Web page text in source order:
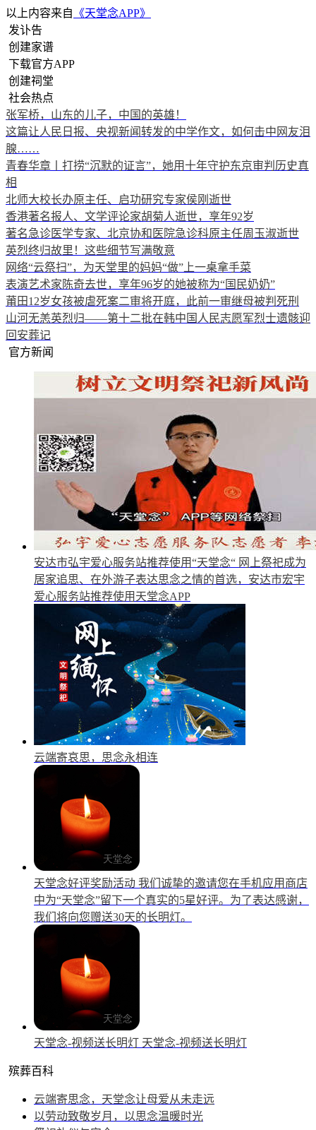
以上内容来自 《天堂念APP》
发讣告
创建家谱
下载官方APP
创建祠堂
社会热点
张军桥，山东的儿子，中国的英雄！
这篇让人民日报、央视新闻转发的中学作文，如何击中网友泪
腺……
青春华章丨打捞“沉默的证言”，她用十年守护东京审判历史真
相
北师大校长办原主任、启功研究专家侯刚逝世
香港著名报人、文学评论家胡菊人逝世，享年92岁
著名急诊医学专家、北京协和医院急诊科原主任周玉淑逝世
英烈终归故里！这些细节写满敬意
网络“云祭扫”，为天堂里的妈妈“做”上一桌拿手菜
表演艺术家陈奇去世，享年96岁的她被称为“国民奶奶”
莆田12岁女孩被虐死案二审将开庭，此前一审继母被判死刑
山河无恙英烈归——第十二批在韩中国人民志愿军烈士遗骸迎
回安葬记
官方新闻
安达市弘宇爱心服务站推荐使用“天堂念“ 网上祭祀成为
居家追思、在外游子表达思念之情的首选，安达市宏宇
爱心服务站推荐使用天堂念APP
云端寄哀思，思念永相连
天堂念好评奖励活动 我们诚挚的邀请您在手机应用商店
中为“天堂念”留下一个真实的5星好评。为了表达感谢，
我们将向您赠送30天的长明灯。
天堂念-视频送长明灯 天堂念-视频送长明灯
殡葬百科
云端寄思念，天堂念让母爱从未走远
以劳动致敬岁月，以思念温暖时光